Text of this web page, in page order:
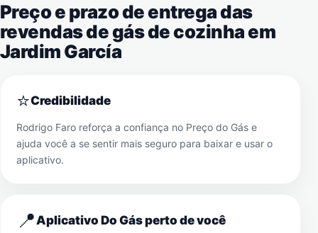
Preço e prazo de entrega das
revendas de gás de cozinha em
Jardim García
⭐Credibilidade
Rodrigo Faro reforça a confiança no Preço do Gás e
ajuda você a se sentir mais seguro para baixar e usar o
aplicativo.
📍Aplicativo Do Gás perto de você